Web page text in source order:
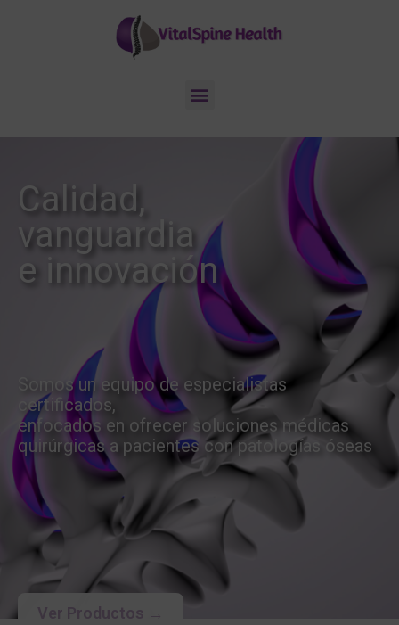
Calidad,
vanguardia
e innovación
Somos un equipo de especialistas
certificados,
enfocados en ofrecer soluciones médicas
quirúrgicas a pacientes con patologías óseas
Ver Productos →